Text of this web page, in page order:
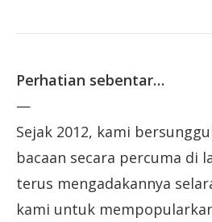
Perhatian sebentar…
—
Sejak 2012, kami
bacaan secara percuma di
terus mengadakannya
kami untuk